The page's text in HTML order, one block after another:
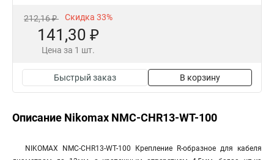
212,16 ₽ Скидка 33%
141,30 ₽
Цена за 1 шт.
Быстрый заказ В корзину
Описание Nikomax NMC-CHR13-WT-100
NIKOMAX NMC-CHR13-WT-100 Крепление R-образное для кабеля